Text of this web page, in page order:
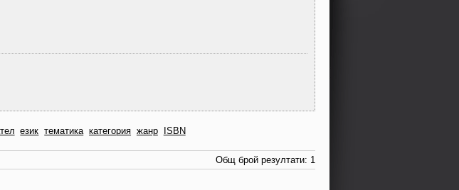
език тематика категория жанр ISBN
Общ брой резултати: 1